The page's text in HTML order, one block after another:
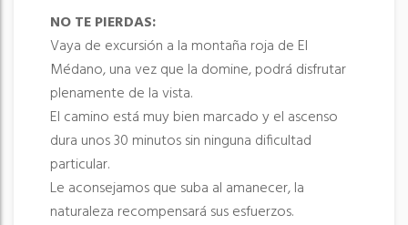
NO TE PIERDAS:
Vaya de excursión a la montaña roja de El
Médano, una vez que la domine, podrá disfrutar
plenamente de la vista.
El camino está muy bien marcado y el ascenso
dura unos 30 minutos sin ninguna dificultad
particular.
Le aconsejamos que suba al amanecer, la
naturaleza recompensará sus esfuerzos.